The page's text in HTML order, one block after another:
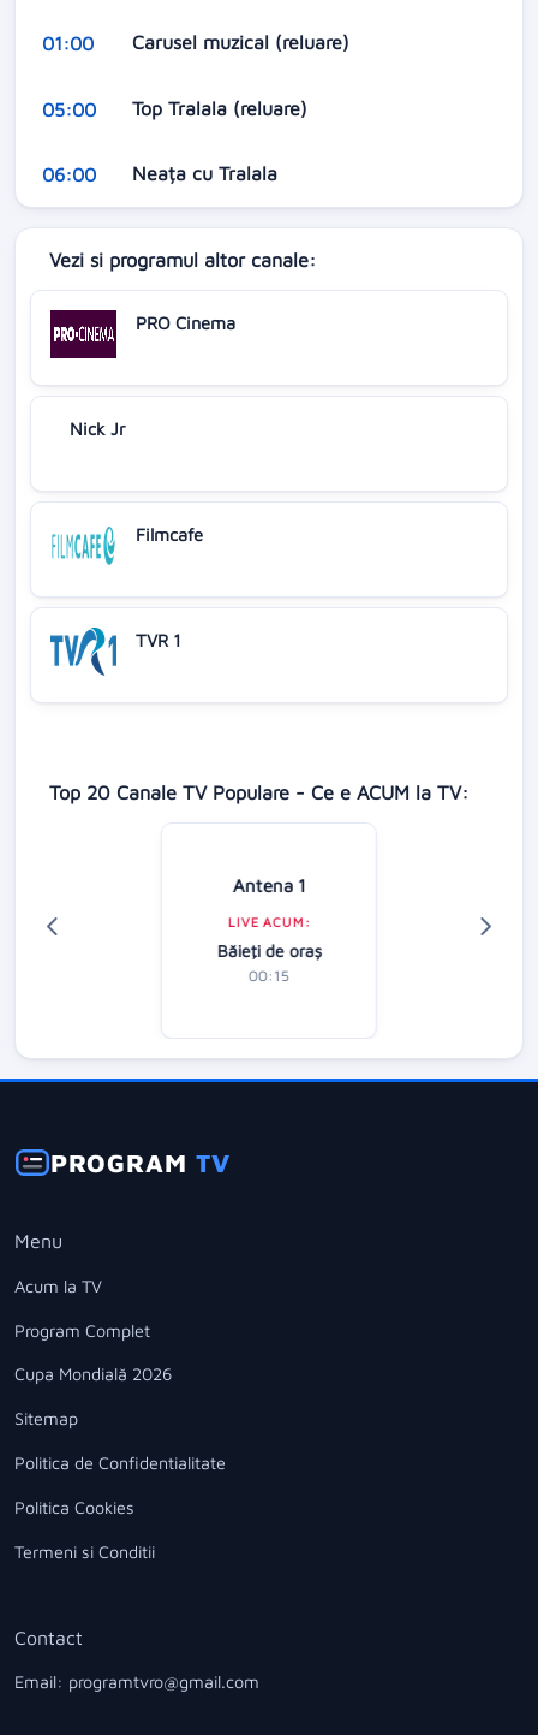
01:00 Carusel muzical (reluare)
05:00 Top Tralala (reluare)
06:00 Neața cu Tralala
Vezi si programul altor canale:
PRO Cinema
Nick Jr
Filmcafe
TVR 1
Top 20 Canale TV Populare - Ce e ACUM la TV:
Antena 1
LIVE ACUM:
Băieţi de oraş
00:15
PROGRAMTV
Menu
Acum la TV
Program Complet
Cupa Mondială 2026
Sitemap
Politica de Confidentialitate
Politica Cookies
Termeni si Conditii
Contact
Email: programtvro@gmail.com